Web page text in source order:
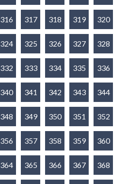
316 317 318 319 320
324 325 326 327 328
332 333 334 335 336
340 341 342 343 344
348 349 350 351 352
356 357 358 359 360
364 365 366 367 368